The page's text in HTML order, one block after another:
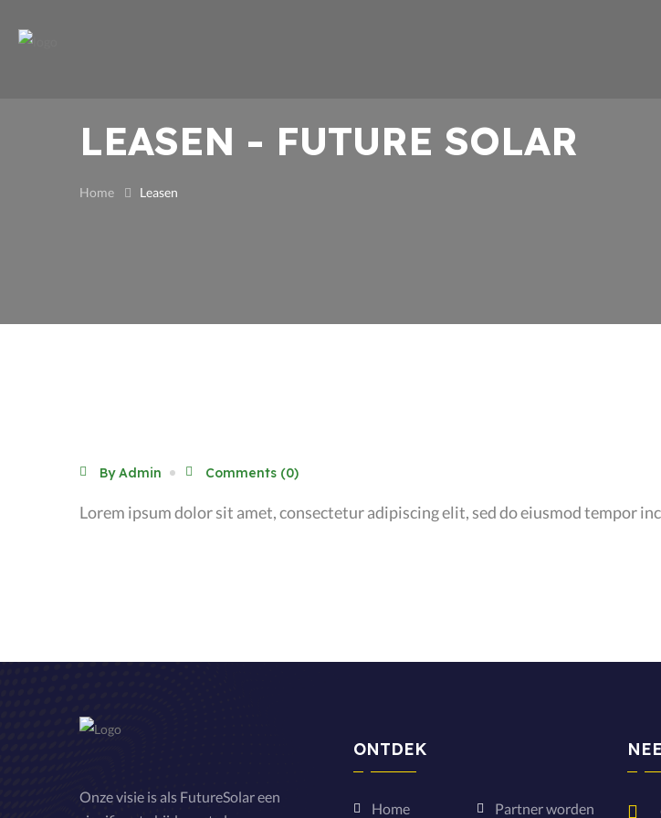
LEASEN - FUTURE SOLAR
Home Leasen
By Admin Comments (0)
Lorem ipsum dolor sit amet, consectetur adipiscing elit, sed do eiusmod tempor
Onze visie is als FutureSolar een
ONTDEK
Home Partner worden